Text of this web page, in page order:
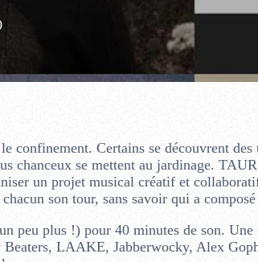
confinement. Certains se découvrent
chanceux se mettent au jardinage.
un projet musical créatif et
son tour, sans savoir qui a
peu plus !) pour 40 minutes de son.
Beaters, LAAKE, Jabberwocky, Alex